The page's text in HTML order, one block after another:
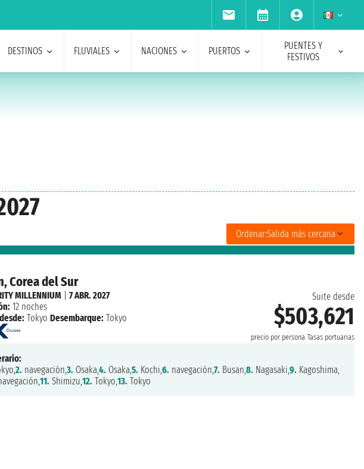
DESTINOS FLUVIALES NACIONES PUERTOS
PUENTES Y
FESTIVOS
Ordenar:Salida más cercana
Corea del Sur
Suite desde
$503,621
precio por persona Tasas portuarias
MILLENNIUM| 7 ABR. 2027
12 noches
Tokyo Desembarque: Tokyo
2. navegación,3. Osaka,4. Osaka,5. Kochi,6. navegación,7. Busan,8. Nagasaki,9. Kagoshima,
11. Shimizu,12. Tokyo,13. Tokyo